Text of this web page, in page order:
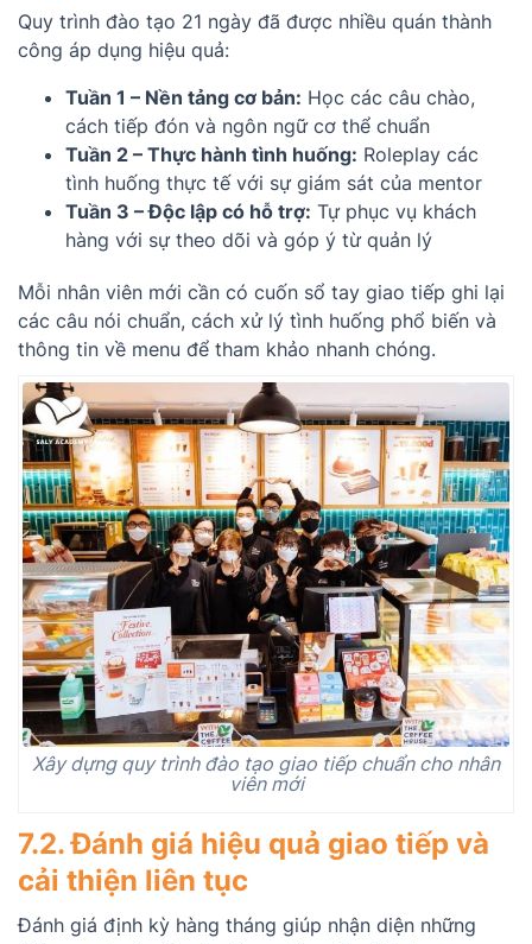
Quy trình đào tạo 21 ngày đã được nhiều quán thành
công áp dụng hiệu quả:
Tuần 1 – Nền tảng cơ bản: Học các câu chào,
cách tiếp đón và ngôn ngữ cơ thể chuẩn
Tuần 2 – Thực hành tình huống: Roleplay các
tình huống thực tế với sự giám sát của mentor
Tuần 3 – Độc lập có hỗ trợ: Tự phục vụ khách
hàng với sự theo dõi và góp ý từ quản lý
Mỗi nhân viên mới cần có cuốn sổ tay giao tiếp ghi lại
các câu nói chuẩn, cách xử lý tình huống phổ biến và
thông tin về menu để tham khảo nhanh chóng.
Xây dựng quy trình đào tạo giao tiếp chuẩn cho nhân
viên mới
7.2. Đánh giá hiệu quả giao tiếp và
cải thiện liên tục
Đánh giá định kỳ hàng tháng giúp nhận diện những